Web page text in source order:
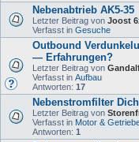
Nebenabtrieb AK5-35
Letzter Beitrag von Joost
Verfasst in Gesuche
Outbound
— Erfahrungen?
Letzter Beitrag von
Verfasst in Aufbau
Antworten: 17
Nebenstromfilter
Letzter Beitrag von
Verfasst in Motor &
Antworten: 1